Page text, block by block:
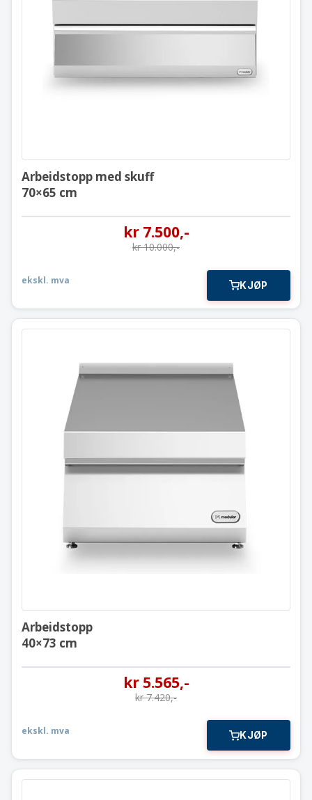
Arbeidstopp med skuff
Arbeidstopp med skuff
70×65 cm
kr7.500,-
kr10.000,-
ekskl. mva KJØP
Arbeidstopp
Arbeidstopp
40×73 cm
kr5.565,-
kr7.420,-
ekskl. mva KJØP